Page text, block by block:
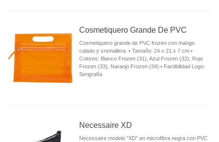
Cosmetiquero Grande De PVC
Cosmetiquero grande de PVC frozen con mango
calado y cremallera. • Tamaño: 24 x 21 x 7 cm.•
Colores: Blanco Frozen (31), Azul Frozen (32), Rojo
Frozen (33), Naranjo Frozen (34).• Factibilidad Logo:
Serigrafía
Necessaire XD
Necessaire modelo "XD" en microfibra negra con PVC